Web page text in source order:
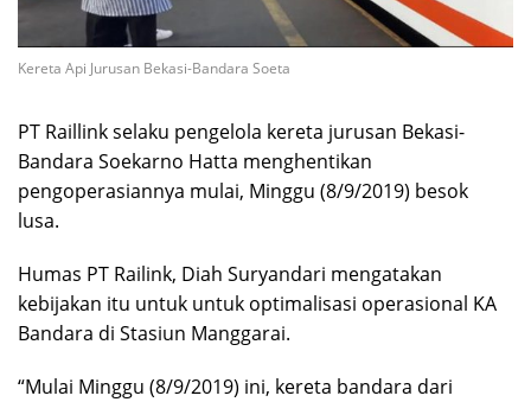
Kereta Api Jurusan Bekasi-Bandara Soeta
PT Raillink selaku pengelola kereta jurusan Bekasi-
Bandara Soekarno Hatta menghentikan
pengoperasiannya mulai, Minggu (8/9/2019) besok
lusa.
Humas PT Railink, Diah Suryandari mengatakan
kebijakan itu untuk untuk optimalisasi operasional KA
Bandara di Stasiun Manggarai.
“Mulai Minggu (8/9/2019) ini, kereta bandara dari